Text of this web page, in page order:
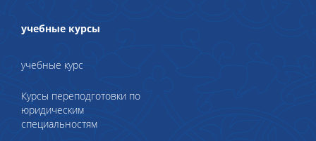
учебные курсы
учебные курс
Курсы переподготовки по
юридическим
специальностям